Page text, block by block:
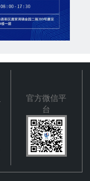
官方微信平
台